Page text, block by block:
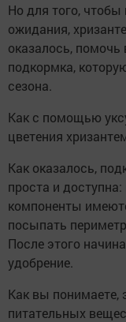
Но для того,
ожидания,
оказалось,
подкормка,
сезона.
Как с помощью
цветения
Как оказалось,
проста и
компоненты
посыпать
После этого
удобрение.
Как вы понимаете,
питательных